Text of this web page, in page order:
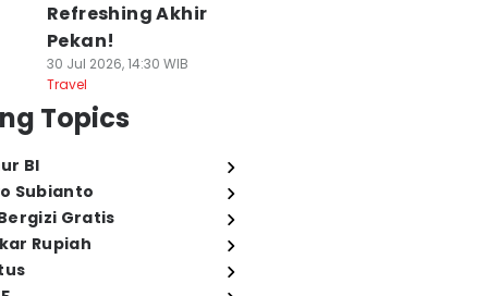
Refreshing Akhir
Pekan!
30 Jul 2026, 14:30 WIB
Travel
Topics
BI
Subianto
Gratis
Rupiah